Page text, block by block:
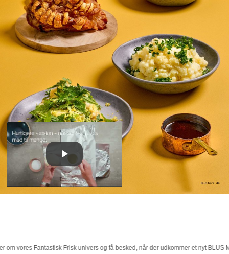
vores Fantastisk Frisk univers og få besked, når der udkommer et nyt BLUS